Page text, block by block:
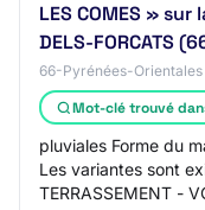
LES COMES » sur
DELS-FORCATS
66-Pyrénées-Orientales
Mot-clé trouvé
pluviales Forme du
Les variantes sont
TERRASSEMENT -